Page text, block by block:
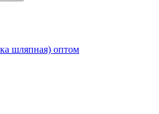
шляпная) оптом